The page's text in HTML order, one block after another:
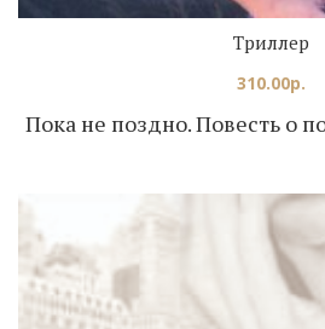
Пока не поздно. Повесть о
Триллер
310.00р.